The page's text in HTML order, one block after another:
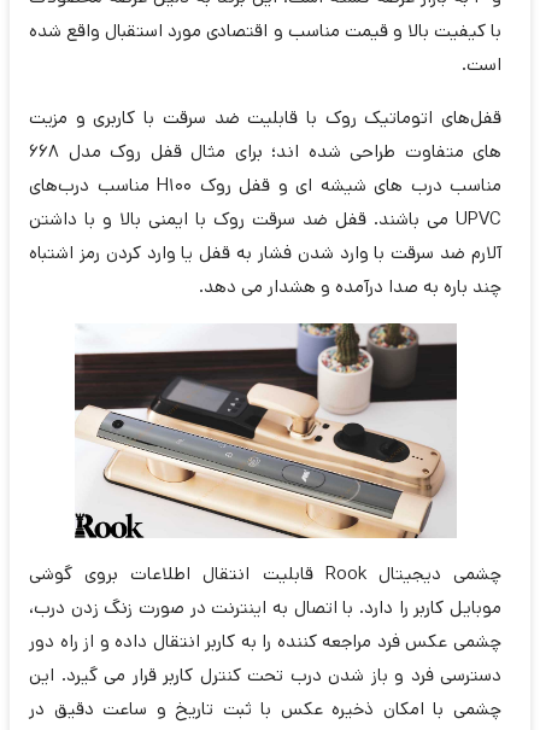
با کیفیت بالا و قیمت مناسب و اقتصادی مورد استقبال واقع شده
است.
قفل‌های اتوماتیک روک با قابلیت ضد سرقت با کاربری و مزیت
های متفاوت طراحی شده اند؛ برای مثال قفل روک مدل 668
مناسب درب های شیشه ای و قفل روک H100 مناسب درب‌های
UPVC می باشند. قفل ضد سرقت روک با ایمنی بالا و با داشتن
آلارم ضد سرقت با وارد شدن فشار به قفل یا وارد کردن رمز اشتباه
چند باره به صدا درآمده و هشدار می دهد.
چشمی دیجیتال Rook قابلیت انتقال اطلاعات بروی گوشی
موبایل کاربر را دارد. با اتصال به اینترنت در صورت زنگ زدن درب،
چشمی عکس فرد مراجعه کننده را به کاربر انتقال داده و از راه دور
دسترسی فرد و باز شدن درب تحت کنترل کاربر قرار می گیرد. این
چشمی با امکان ذخیره عکس با ثبت تاریخ و ساعت دقیق در